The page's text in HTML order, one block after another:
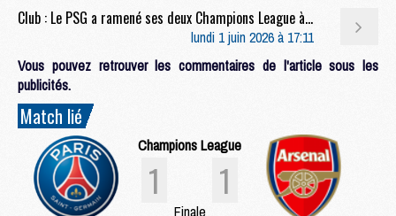
Club : Le PSG a ramené ses deux Champions League à Roland-Garros
lundi 1 juin 2026 à 17:11
Vous pouvez retrouver les commentaires de l'article sous les
publicités.
Match lié
Champions League
1 1
Finale